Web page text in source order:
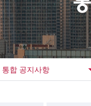
공지사항
제출서류
지원율통계
제출서류
지원율통계
통합 공지사항